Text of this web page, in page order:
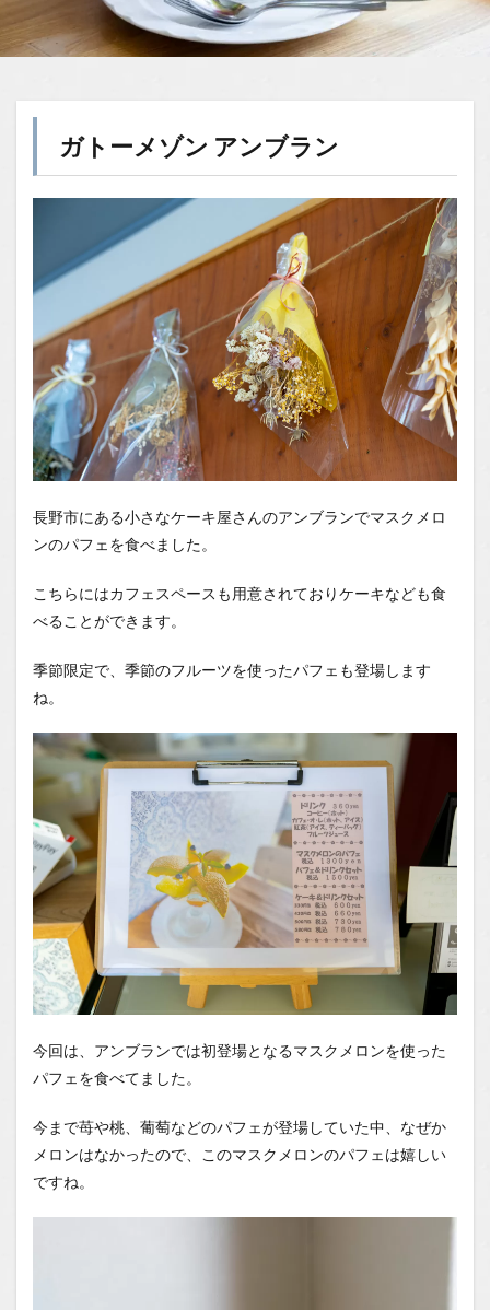
ガトーメゾン アンブラン
長野市にある小さなケーキ屋さんのアンブランでマスクメロ
ンのパフェを食べました。
こちらにはカフェスペースも用意されておりケーキなども食
べることができます。
季節限定で、季節のフルーツを使ったパフェも登場します
ね。
今回は、アンブランでは初登場となるマスクメロンを使った
パフェを食べてました。
今まで苺や桃、葡萄などのパフェが登場していた中、なぜか
メロンはなかったので、このマスクメロンのパフェは嬉しい
ですね。